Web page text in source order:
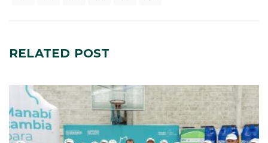
RELATED POST